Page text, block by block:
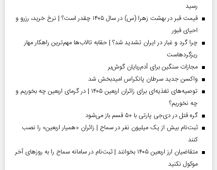
رسید
قیمت قبر در بهشت زهرا (س) در سال ۱۴۰۵ چقدر است؟ | نرخ خرید، رزرو و
احیای قبور
چرا گرد و غبار در ایران تشدید شد؟ | حقابه تالاب‌ها مهم‌ترین راهکار مهار
ریزگردهاست
مجازات سنگین برای آدم‌ربایان گوش‌بر
واکسن جدید سرطان پانکراس امیدبخش شد
توصیه‌های تغذیه‌ای برای زائران اربعین ۱۴۰۵ | در گرمای اربعین چه بخوریم و
چه نخوریم؟
گره قتل در دی‌جی پارتی با ۵۰ قسم باز می‌شود
ثبت‌نام بیش از یک میلیون نفر در سماح | زائران «همیار اربعین» را نصب
کنند
متقاضیان ارز اربعین ۱۴۰۵ بخوانند | ثبت‌نام در سامانه سماح را به روز‌های آخر
موکول نکنید